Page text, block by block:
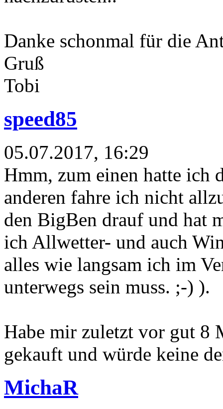
Danke schonmal für die
Gruß
Tobi
speed85
05.07.2017, 16:29
Hmm, zum einen hatte ich
anderen fahre ich nicht
den BigBen drauf und hat
ich Allwetter- und auch
alles wie langsam ich im
unterwegs sein muss. ;-) ).
Habe mir zuletzt vor gut 8
gekauft und würde keine
MichaR